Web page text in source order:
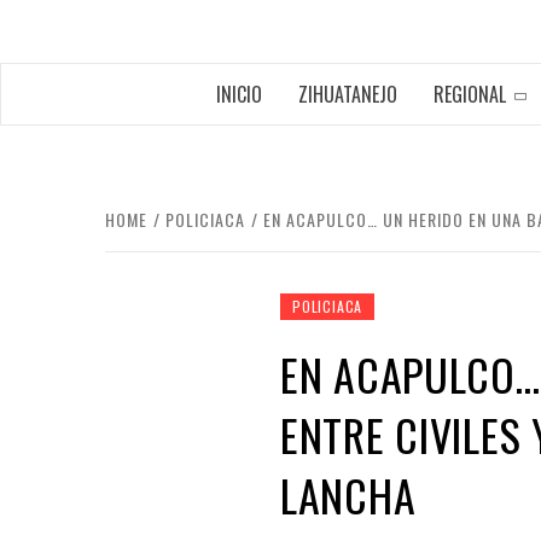
INICIO ZIHUATANEJO REGIONAL
HOME POLICIACA EN ACAPULCO… UN HERIDO EN UNA
POLICIACA
EN
ENTRE
LANCHA